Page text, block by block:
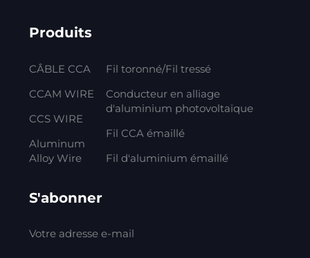
Produits
CÂBLE CCA
CCAM WIRE
CCS WIRE
Aluminum
Alloy Wire
Fil toronné/Fil tressé
Conducteur en alliage
d'aluminium photovoltaïque
Fil CCA émaillé
Fil d'aluminium émaillé
S'abonner
Votre adresse e-mail